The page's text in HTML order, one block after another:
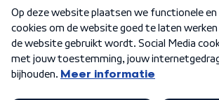
Algemene voorwaarden